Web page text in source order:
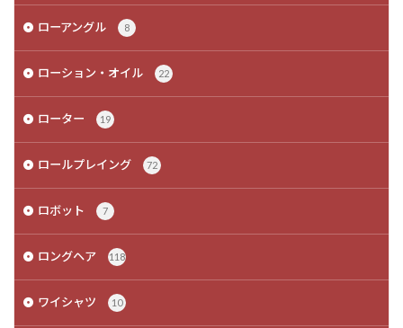
ローアングル 8
ローション・オイル 22
ローター 19
ロールプレイング 72
ロボット 7
ロングヘア 118
ワイシャツ 10